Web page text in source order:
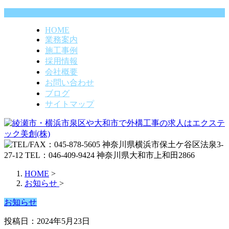
HOME
業務案内
施工事例
採用情報
会社概要
お問い合わせ
ブログ
サイトマップ
HOME >
お知らせ >
お知らせ
投稿日：2024年5月23日